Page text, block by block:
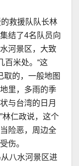
救援队队长林
结了4名队员向
河景区，大致
百米处。“这
取的，一般地图
里，多雨的季
与台湾的日月
林仁政说，这个
险恶，周边全
伤。
八水河景区进